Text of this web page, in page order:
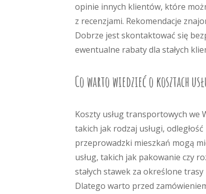
opinie innych klientów, które
z recenzjami. Rekomendacje
Dobrze jest skontaktować się
ewentualne rabaty dla stałych
Co warto wiedzieć o kosztach
Koszty usług transportowych we
takich jak rodzaj usługi,
przeprowadzki mieszkań mogą
usług, takich jak pakowanie czy
stałych stawek za określone
Dlatego warto przed